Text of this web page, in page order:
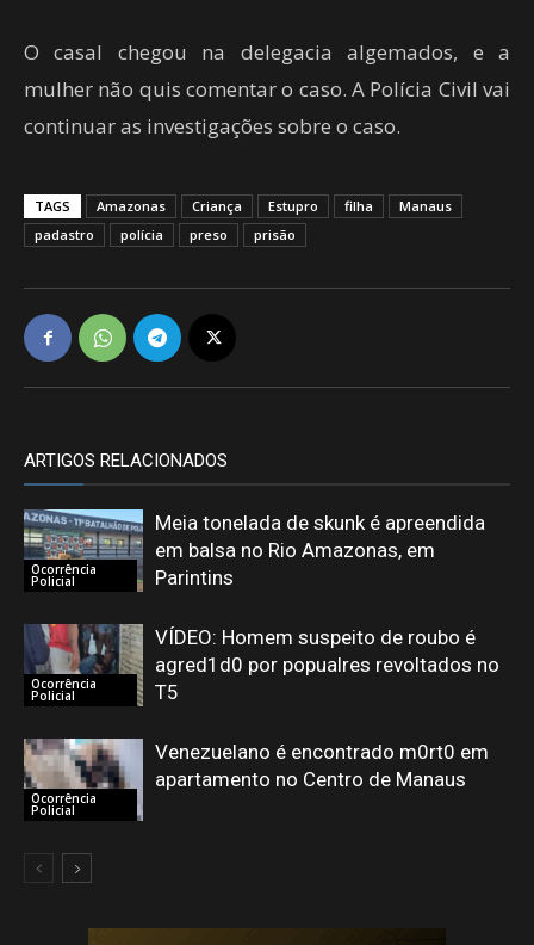
O casal chegou na delegacia algemados, e a
mulher não quis comentar o caso. A Polícia Civil vai
continuar as investigações sobre o caso.
TAGS Amazonas Criança Estupro filha
Manaus
padastro
polícia preso prisão
ARTIGOS RELACIONADOS
Ocorrência
Policial
Meia tonelada de skunk é apreendida
em balsa no Rio Amazonas, em
Parintins
Ocorrência
Policial
VÍDEO: Homem suspeito de roubo é
agred1d0 por popualres revoltados no
T5
Ocorrência
Policial
Venezuelano é encontrado m0rt0 em
apartamento no Centro de Manaus